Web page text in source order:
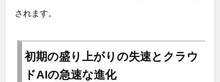
されます。
初期の盛り上がりの失速とクラウ
ドAIの急速な進化